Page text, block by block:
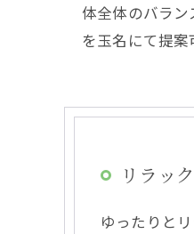
体全体のバラ
を玉名にて提
リラッ
ゆったりと